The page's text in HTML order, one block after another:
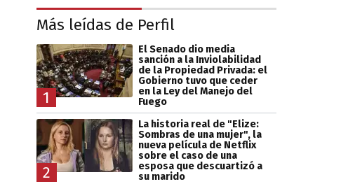
Más leídas de Perfil
1
El Senado dio media
sanción a la Inviolabilidad
de la Propiedad Privada: el
Gobierno tuvo que ceder
en la Ley del Manejo del
Fuego
2
La historia real de "Elize:
Sombras de una mujer", la
nueva película de Netflix
sobre el caso de una
esposa que descuartizó a
su marido